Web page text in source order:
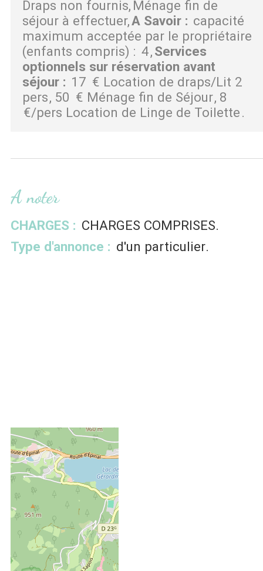
Draps non fournis Ménage fin de
séjour à effectuer A Savoir : capacité
maximum acceptée par le propriétaire
(enfants compris) : 4 Services
optionnels sur réservation avant
séjour : 17 € Location de draps/Lit 2
pers 50 € Ménage fin de Séjour 8
€/pers Location de Linge de Toilette
A noter
CHARGES : CHARGES COMPRISES
Type d'annonce : d'un particulier